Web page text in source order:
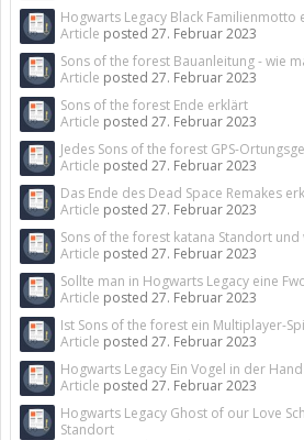
Hogwarts Legacy Black Familienmotto
Article posted 27. Februar 2023
Sons of the forest Bauanleitung - wie
Article posted 27. Februar 2023
Sons of the forest Ende erklärt
Article posted 27. Februar 2023
Jedes Sons of the forest GPS-
Article posted 27. Februar 2023
Das Ende des Dead Space Remakes
Article posted 27. Februar 2023
Sons of the forest katana Standort
Article posted 27. Februar 2023
Sollte man in Hogwarts Legacy eine
Article posted 27. Februar 2023
Ist Sons of the forest ein Multiplayer-
Article posted 27. Februar 2023
Hogwarts Legacy Ein Vogel in der
Article posted 27. Februar 2023
Hogwarts Legacy Ghost of our Love
Standort